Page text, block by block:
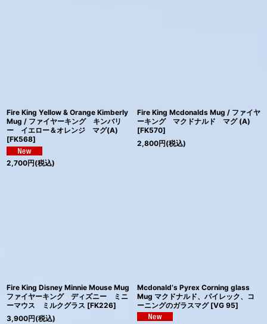
Fire King Yellow & Orange Kimberly
Mug / ファイヤーキング キンバリ
ー イエロー＆オレンジ マグ(A)
[FK568]
2,700円(税込)
Fire King Mcdonalds Mug / ファイヤ
ーキング マクドナルド マグ (A)
[FK570]
2,800円(税込)
Fire King Disney Minnie Mouse Mug
ファイヤーキング ディズニー ミニ
ーマウス ミルクグラス [FK226]
3,900円(税込)
Mcdonald‘s Pyrex Corning glass
Mug マクドナルド、パイレック、コ
ーニングのガラスマグ [VG 95]